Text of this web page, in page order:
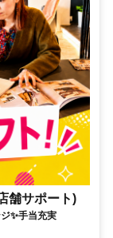
舗サポート)
✨手当充実